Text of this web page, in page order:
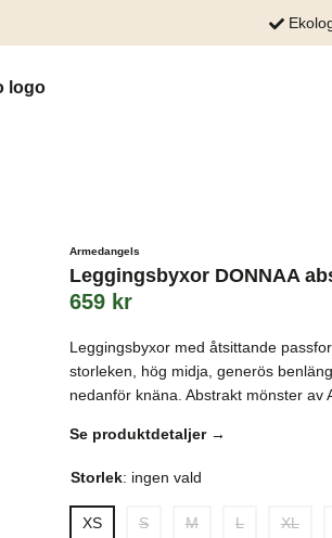
Armedangels
Leggingsbyxor DONNAA
659 kr
Leggingsbyxor med åtsittande
storleken, hög midja, generös
nedanför knäna. Abstrakt mönster av
Se produktdetaljer →
Storlek: ingen vald
XS S M L XL